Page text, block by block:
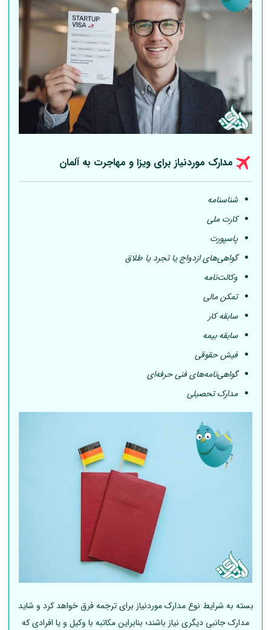
مدارک موردنیاز برای ویزا و مهاجرت بهآلمان
شناسنامه
کارت ملی
پاسپورت
گواهی‌های ازدواج یا تجرد یا طلاق
وکالت‌نامه
تمکن مالی
سابقه کار
سابقه بیمه
فیش حقوقی
گواهی‌نامه‌های فنی حرفه‌ای
مدارک تحصیلی
بسته به شرایط نوع مدارک موردنیاز برای ترجمه فرق خواهد کرد و شاید
مدارک جانبی دیگری نیاز باشند؛ بنابراین مکاتبه با وکیل و یا افرادی که